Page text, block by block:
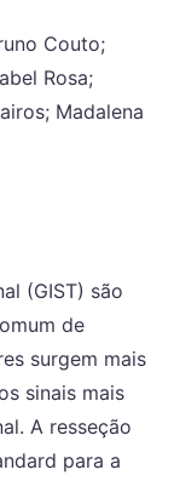
Couto;
Rosa;
Madalena
(GIST) são
de
surgem mais
sinais mais
A resseção
para a